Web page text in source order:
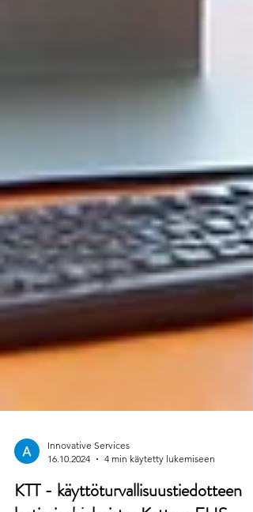
Innovative Services
16.10.2024
4 min käytetty lukemiseen